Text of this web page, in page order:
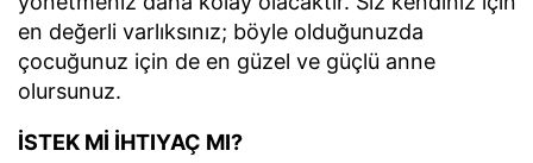
en değerli varlıksınız; böyle olduğunuzda
çocuğunuz için de en güzel ve güçlü anne
olursunuz.
İSTEK Mİ İHTIYAÇ MI?